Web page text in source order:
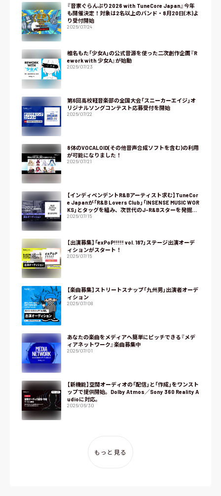
『音家ぐらんぷり2026 with TuneCore Japan』今年
も開催決定！対象は2名以上のバンド・8月20日(木)よ
り受付開始
2026/07/24
椎名もた「少女A」の公式音源を使った二次創作企画『R
ework with 少女A』が始動
2026/07/23
第6回高校軽音楽部の全国大会「スニーカーエイジ」オ
リジナルソングコンテスト応募受付を開始
2026/07/22
8体のVOCALOID(その他音声合成ソフトを含む)の利用
が可能になりました！
2026/07/21
【インディペンデントR&Bアーティスト求む】TuneCor
e Japanが「R&B Lovers Club」「INSENSE MUSIC WOR
KS」とタッグを組み、次世代のJ-R&Bスターを発掘す
るオーディション『NEXT R&B』をスタート！
2026/07/15
【出演募集】「exPoP!!!!! vol. 187」ステージ出演オーデ
ィションがスタート！
2026/07/15
【楽曲募集】ストリートスナップ「九州男」出演者オーデ
ィション
2026/07/08
あなたの楽曲をメディアへ簡単にピッチできる『メデ
ィアネットワーク』楽曲募集中
2026/07/01
【新機能】空間オーディオの「配信」と「作成」をワンスト
ップで提供開始。Dolby Atmos／Sony 360 Reality A
udioに対応。
2026/06/30
もっと見る